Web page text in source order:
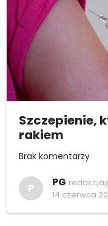
Szczepienie,
rakiem
Brak komentarzy
P PG
14 czerwca